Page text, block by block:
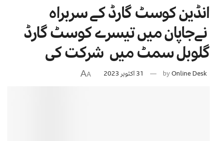
انڈین کوسٹ گارڈ کے سربراہ
نےجاپان میں تیسرے کوسٹ گارڈ
گلوبل سمٹ میں شرکت کی
byOnline Desk 31 اکتوبر 2023 A
A